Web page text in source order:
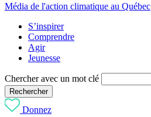
Média de l'action climatique au Québec
S’inspirer
Comprendre
Agir
Jeunesse
Chercher avec un mot clé
Rechercher
Donnez